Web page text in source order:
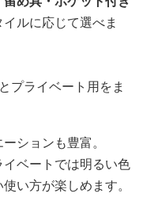
ルに応じて選べま
プライベート用をま
ションも豊富。
ベートでは明るい色
い方が楽しめます。